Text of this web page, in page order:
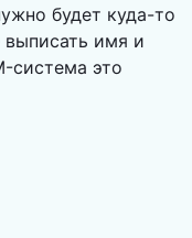
будет куда-то
имя и
система это